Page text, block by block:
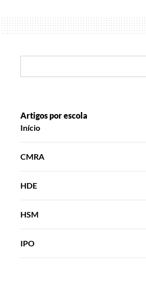
bonitas
que
juntos
Artigos por escola
Início
CMRA
HDE
HSM
IPO